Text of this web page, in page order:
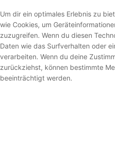
Um dir ein optimales Erlebnis zu
wie Cookies, um
zuzugreifen. Wenn du diesen
Daten wie das Surfverhalten oder
verarbeiten. Wenn du deine
zurückziehst, können bestimmte
beeinträchtigt werden.